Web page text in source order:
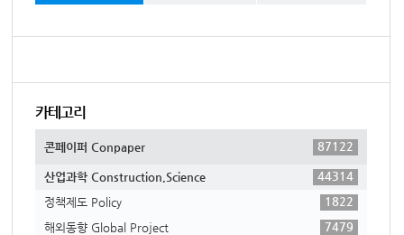
카테고리
콘페이퍼 Conpaper 87122
산업과학 Construction,Science
44314
정책제도 Policy
1822
해외동향 Global Project
7479